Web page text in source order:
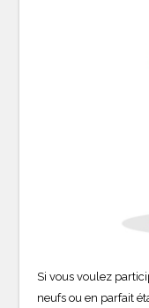
Si vous voulez
neufs ou en parfait